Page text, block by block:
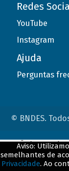
Redes
YouTube
Instagram
Ajuda
Perguntas
© BNDES.
Aviso:
semelhantes de
Privacidade. Ao
ConteÃºdo
${title}${badge}